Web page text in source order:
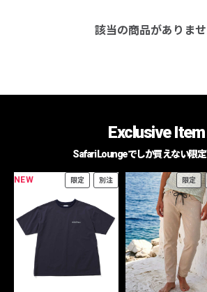
該当の商品がありま
Exclusive Item
Safari Loungeでしか買えない限
NEW 限定 別注 限定